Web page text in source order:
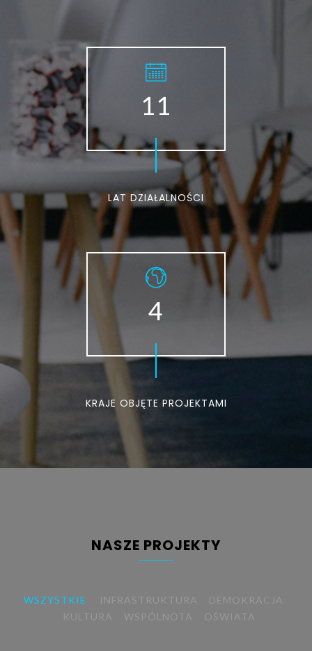
11
LAT DZIAŁALNOŚCI
4
KRAJE OBJĘTE PROJEKTAMI
NASZE PROJEKTY
WSZYSTKIE INFRASTRUKTURA
DEMOKRACJA
KULTURA
WSPÓLNOTA OŚWIATA